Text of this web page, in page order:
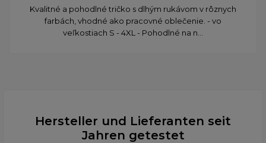
​Kvalitné a pohodlné tričko s dlhým rukávom v rôznych
farbách, vhodné ako pracovné oblečenie. - vo
veľkostiach S - 4XL - Pohodlné na n...
Hersteller und Lieferanten seit
Jahren getestet